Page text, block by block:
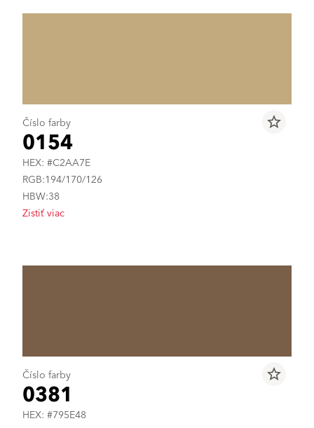
Číslo farby
0154
HEX: #C2AA7E
RGB:194/170/126
HBW:38
Zistiť viac
star_border
Číslo farby
0381
HEX: #795E48
star_border